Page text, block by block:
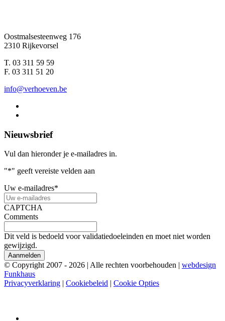
Oostmalsesteenweg 176
2310 Rijkevorsel
T. 03 311 59 59
F. 03 311 51 20
info@verhoeven.be
Nieuwsbrief
Vul dan hieronder je e-mailadres in.
"*" geeft vereiste velden aan
Uw e-mailadres*
CAPTCHA
Comments
Dit veld is bedoeld voor validatiedoeleinden en moet niet worden
gewijzigd.
© Copyright 2007 - 2026 | Alle rechten voorbehouden | webdesign
Funkhaus
Privacyverklaring | Cookiebeleid | Cookie Opties